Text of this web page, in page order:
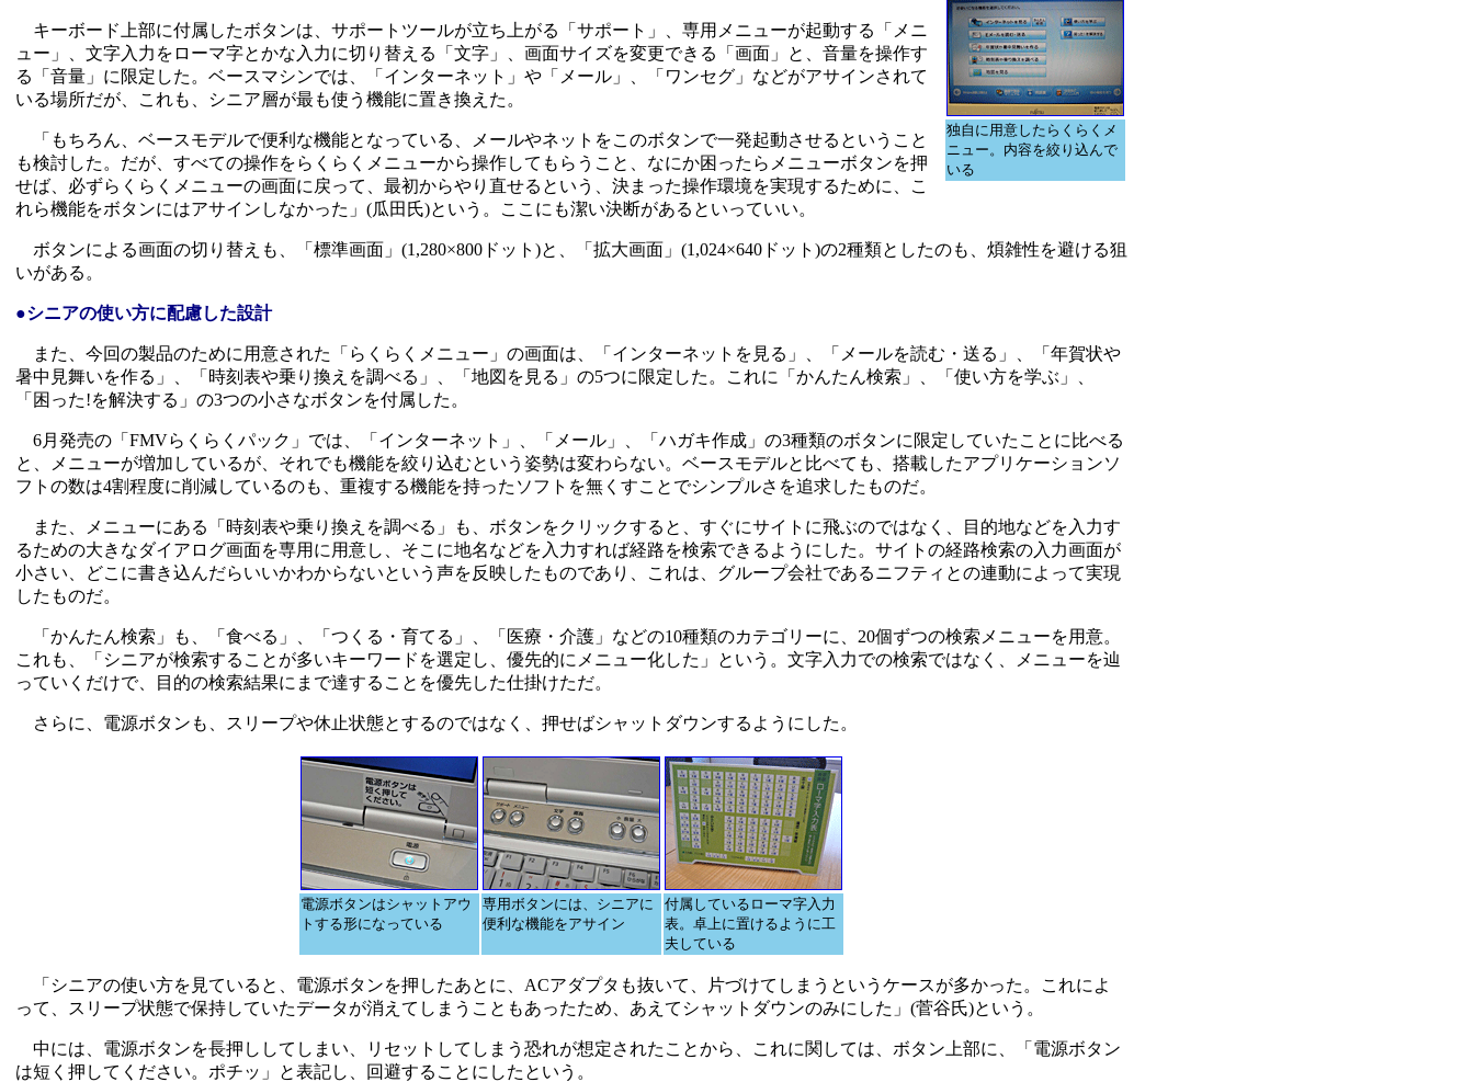
独自に用意したらくらくメ
ニュー。内容を絞り込んで
いる
キーボード上部に付属したボタンは、サポートツールが立ち上がる「サポート」、専用メニューが起動する「メニ
ュー」、文字入力をローマ字とかな入力に切り替える「文字」、画面サイズを変更できる「画面」と、音量を操作す
る「音量」に限定した。ベースマシンでは、「インターネット」や「メール」、「ワンセグ」などがアサインされて
いる場所だが、これも、シニア層が最も使う機能に置き換えた。
「もちろん、ベースモデルで便利な機能となっている、メールやネットをこのボタンで一発起動させるということ
も検討した。だが、すべての操作をらくらくメニューから操作してもらうこと、なにか困ったらメニューボタンを押
せば、必ずらくらくメニューの画面に戻って、最初からやり直せるという、決まった操作環境を実現するために、こ
れら機能をボタンにはアサインしなかった」(瓜田氏)という。ここにも潔い決断があるといっていい。
ボタンによる画面の切り替えも、「標準画面」(1,280×800ドット)と、「拡大画面」(1,024×640ドット)の2種類としたのも、煩雑性を避ける狙
いがある。
●シニアの使い方に配慮した設計
また、今回の製品のために用意された「らくらくメニュー」の画面は、「インターネットを見る」、「メールを読む・送る」、「年賀状や
暑中見舞いを作る」、「時刻表や乗り換えを調べる」、「地図を見る」の5つに限定した。これに「かんたん検索」、「使い方を学ぶ」、
「困った!を解決する」の3つの小さなボタンを付属した。
6月発売の「FMVらくらくパック」では、「インターネット」、「メール」、「ハガキ作成」の3種類のボタンに限定していたことに比べる
と、メニューが増加しているが、それでも機能を絞り込むという姿勢は変わらない。ベースモデルと比べても、搭載したアプリケーションソ
フトの数は4割程度に削減しているのも、重複する機能を持ったソフトを無くすことでシンプルさを追求したものだ。
また、メニューにある「時刻表や乗り換えを調べる」も、ボタンをクリックすると、すぐにサイトに飛ぶのではなく、目的地などを入力す
るための大きなダイアログ画面を専用に用意し、そこに地名などを入力すれば経路を検索できるようにした。サイトの経路検索の入力画面が
小さい、どこに書き込んだらいいかわからないという声を反映したものであり、これは、グループ会社であるニフティとの連動によって実現
したものだ。
「かんたん検索」も、「食べる」、「つくる・育てる」、「医療・介護」などの10種類のカテゴリーに、20個ずつの検索メニューを用意。
これも、「シニアが検索することが多いキーワードを選定し、優先的にメニュー化した」という。文字入力での検索ではなく、メニューを辿
っていくだけで、目的の検索結果にまで達することを優先した仕掛けただ。
さらに、電源ボタンも、スリープや休止状態とするのではなく、押せばシャットダウンするようにした。
電源ボタンはシャットアウ
トする形になっている
専用ボタンには、シニアに
便利な機能をアサイン
付属しているローマ字入力
表。卓上に置けるように工
夫している
「シニアの使い方を見ていると、電源ボタンを押したあとに、ACアダプタも抜いて、片づけてしまうというケースが多かった。これによ
って、スリープ状態で保持していたデータが消えてしまうこともあったため、あえてシャットダウンのみにした」(菅谷氏)という。
中には、電源ボタンを長押ししてしまい、リセットしてしまう恐れが想定されたことから、これに関しては、ボタン上部に、「電源ボタン
は短く押してください。ポチッ」と表記し、回避することにしたという。